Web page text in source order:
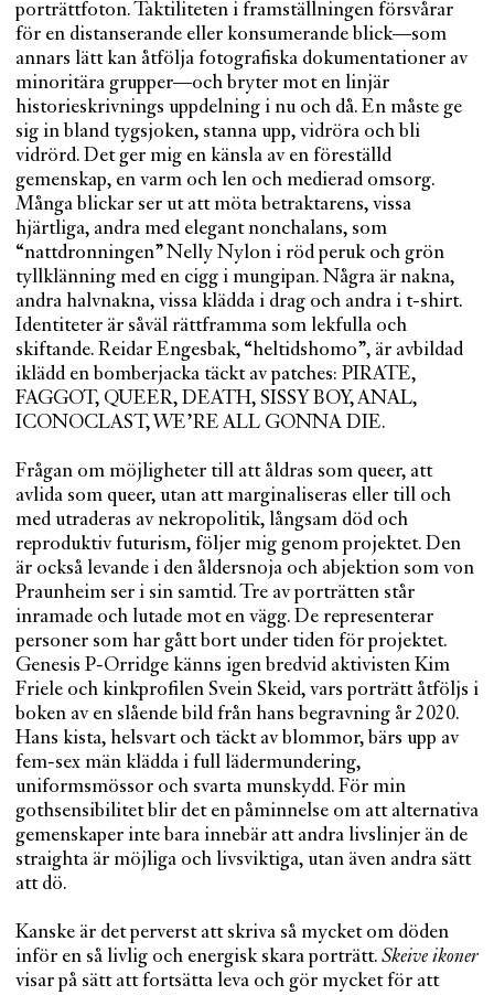
porträttfoton. Taktiliteten i framställningen försvårar
för en distanserande eller konsumerande blick—som
annars lätt kan åtfölja fotografiska dokumentationer av
minoritära grupper—och bryter mot en linjär
historieskrivnings uppdelning i nu och då. En måste ge
sig in bland tygsjoken, stanna upp, vidröra och bli
vidrörd. Det ger mig en känsla av en föreställd
gemenskap, en varm och len och medierad omsorg.
Många blickar ser ut att möta betraktarens, vissa
hjärtliga, andra med elegant nonchalans, som
“nattdronningen” Nelly Nylon i röd peruk och grön
tyllklänning med en cigg i mungipan. Några är nakna,
andra halvnakna, vissa klädda i drag och andra i t-shirt.
Identiteter är såväl rättframma som lekfulla och
skiftande. Reidar Engesbak, “heltidshomo”, är avbildad
iklädd en bomberjacka täckt av patches: PIRATE,
FAGGOT, QUEER, DEATH, SISSY BOY, ANAL,
ICONOCLAST, WE’RE ALL GONNA DIE.
Frågan om möjligheter till att åldras som queer, att
avlida som queer, utan att marginaliseras eller till och
med utraderas av nekropolitik, långsam död och
reproduktiv futurism, följer mig genom projektet. Den
är också levande i den åldersnoja och abjektion som von
Praunheim ser i sin samtid. Tre av porträtten står
inramade och lutade mot en vägg. De representerar
personer som har gått bort under tiden för projektet.
Genesis P-Orridge känns igen bredvid aktivisten Kim
Friele och kinkprofilen Svein Skeid, vars porträtt åtföljs i
boken av en slående bild från hans begravning år 2020.
Hans kista, helsvart och täckt av blommor, bärs upp av
fem-sex män klädda i full lädermundering,
uniformsmössor och svarta munskydd. För min
gothsensibilitet blir det en påminnelse om att alternativa
gemenskaper inte bara innebär att andra livslinjer än de
straighta är möjliga och livsviktiga, utan även andra sätt
att dö.
Kanske är det perverst att skriva så mycket om döden
inför en så livlig och energisk skara porträtt. Skeive ikoner
visar på sätt att fortsätta leva och gör mycket för att